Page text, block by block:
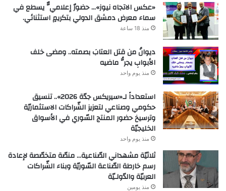
«عكس الاتجاه نيوز»… حضورٌ إعلاميٌّ يسطع في
سماء معرض دمشق الدولي بتكريمٍ استثنائي.
منذ 18 ساعة
ديوانُ من قتل العتابَ بصمته.. ومضى خلف
الأبوابِ يجرُّ ماضيه
منذ يوم واحد
استعداداً لـ«سيريكس جدّة 2026».. تنسيق
حكومي وصناعي لتعزيز الشّراكات الاستثماريّة
وترسيخ حضور المنتج السّوري في الأسواق
الخليجيّة
منذ يوم واحد
ثلاثيّة مشهداني الصّناعية… منصّة متخصّصة لإعادة
رسم خارطة الصّناعة السّوريّة وبناء الشّراكات
العربيّة والدّولـيّة
منذ يومين